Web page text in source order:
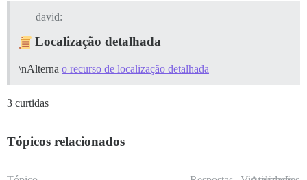
david:
Localização detalhada
\nAlterna o recurso de localização detalhada
3 curtidas
Tópicos relacionados